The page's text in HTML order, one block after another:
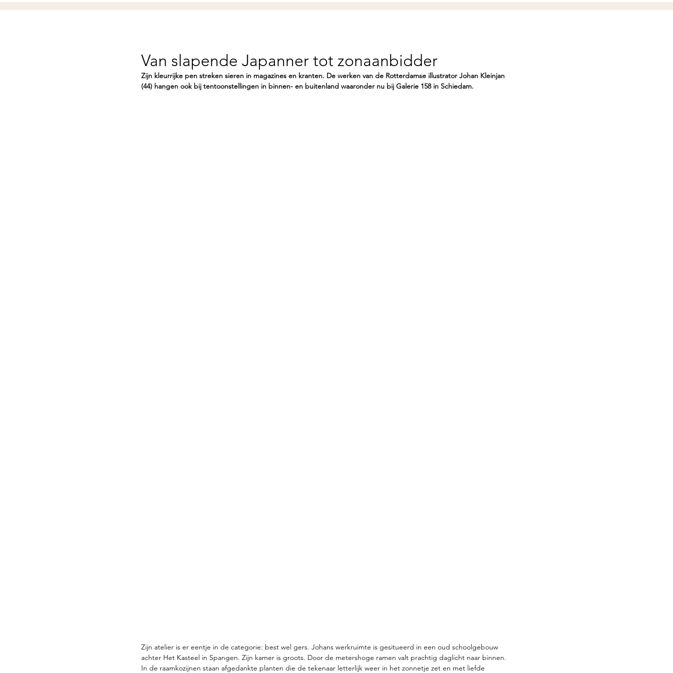
Van slapende Japanner tot zonaanbidder
Zijn kleurrijke pen streken sieren in magazines en kranten. De werken van de Rotterdamse illustrator Johan Kleinjan
(44) hangen ook bij tentoonstellingen in binnen- en buitenland waaronder nu bij Galerie 158 in Schiedam.
Zijn atelier is er eentje in de categorie: best wel gers. Johans werkruimte is gesitueerd in een oud schoolgebouw
achter Het Kasteel in Spangen. Zijn kamer is groots. Door de metershoge ramen valt prachtig daglicht naar binnen.
In de raamkozijnen staan afgedankte planten die de tekenaar letterlijk weer in het zonnetje zet en met liefde